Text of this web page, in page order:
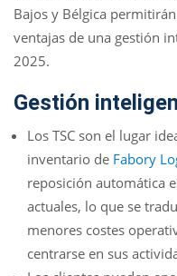
Bajos y Bélgica
ventajas de una gestión
2025.
Gestión
Los TSC son el lugar
inventario de Fabory
reposición automática
actuales, lo que se
menores costes
centrarse en sus